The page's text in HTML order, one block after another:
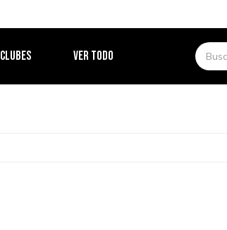
CLUBES VER TODO